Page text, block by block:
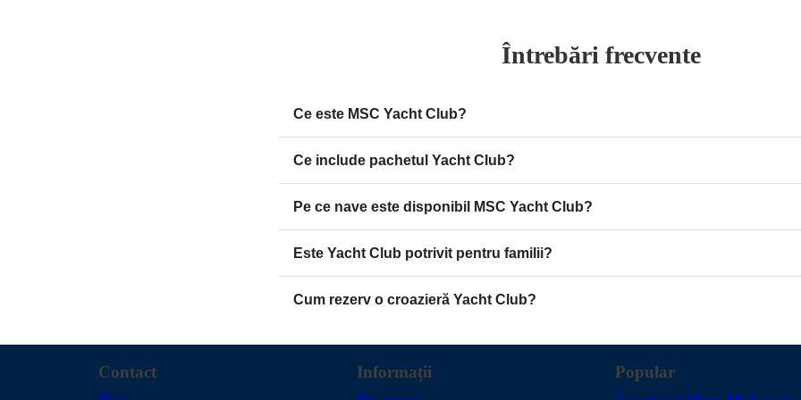
Întrebări frecvente
Ce este MSC Yacht Club?
Ce include pachetul Yacht Club?
Pe ce nave este disponibil MSC Yacht Club?
Este Yacht Club potrivit pentru familii?
Cum rezerv o croazieră Yacht Club?
Contact Informații Popular